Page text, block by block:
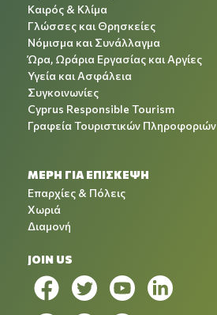
Καιρός & Κλίμα
Γλώσσες και Θρησκείες
Νόμισμα και Συνάλλαγμα
Ώρα, Ωράρια Εργασίας και Αργίες
Υγεία και Ασφάλεια
Συγκοινωνίες
Cyprus Responsible Tourism
Γραφεία Τουριστικών Πληροφοριών
ΜΕΡΗ ΓΙΑ ΕΠΙΣΚΕΨΗ
Επαρχίες & Πόλεις
Χωριά
Διαμονή
JOIN US